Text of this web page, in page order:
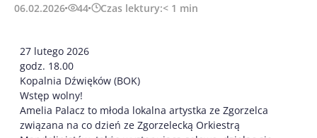
06.02.2026 44 Czas lektury:< 1 min
27 lutego 2026
godz. 18.00
Kopalnia Dźwięków (BOK)
Wstęp wolny!
Amelia Palacz to młoda lokalna artystka ze Zgorzelca
związana na co dzień ze Zgorzelecką Orkiestrą